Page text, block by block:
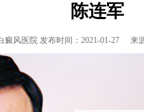
陈连军
癜风医院 发布时间：2021-01-27 来